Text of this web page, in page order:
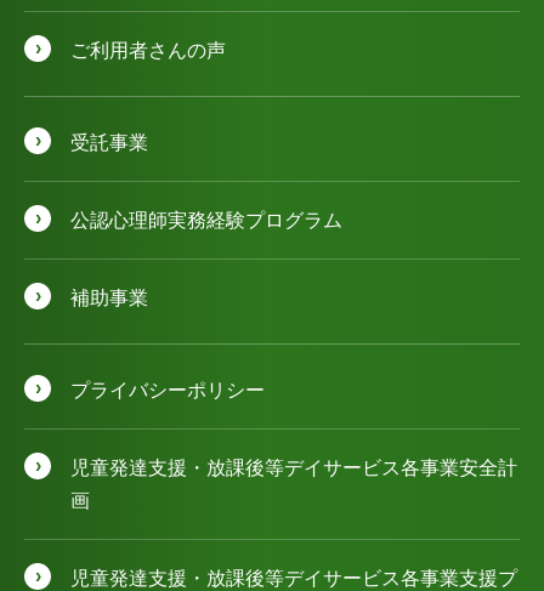
ご利用者さんの声
受託事業
公認⼼理師実務経験プログラム
補助事業
プライバシーポリシー
児童発達⽀援・放課後等デイサービス各事業安全計
画
児童発達⽀援・放課後等デイサービス各事業⽀援プ